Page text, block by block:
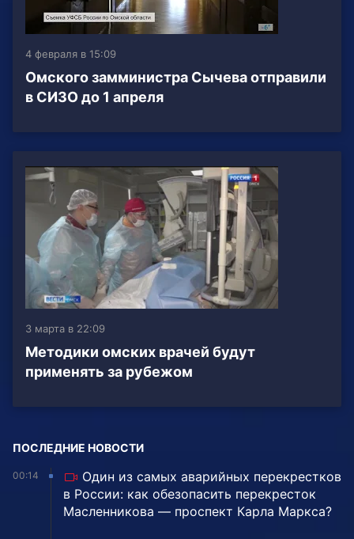
4 февраля в 15:09
Омского замминистра Сычева отправили
в СИЗО до 1 апреля
3 марта в 22:09
Методики омских врачей будут
применять за рубежом
ПОСЛЕДНИЕ НОВОСТИ
00:14
Один из самых аварийных перекрестков
в России: как обезопасить перекресток
Масленникова — проспект Карла Маркса?